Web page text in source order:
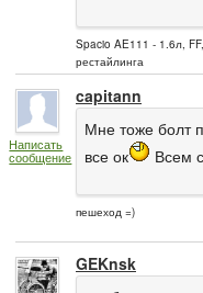
Spacio AE111 - 1.6л,
рестайлинга
Написать
сообщение
capitann
Мне тоже болт
все ок
Всем
пешеход =)
GEKnsk